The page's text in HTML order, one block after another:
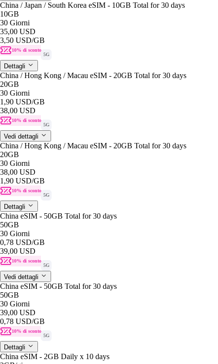
China / Japan / South Korea eSIM - 10GB Total for 30 days
10GB
30 Giorni
35,00 USD
3,50 USD/GB
10% di sconto
5G
Dettagli
China / Hong Kong / Macau eSIM - 20GB Total for 30 days
20GB
30 Giorni
1,90 USD/GB
38,00 USD
10% di sconto
5G
Vedi dettagli
China / Hong Kong / Macau eSIM - 20GB Total for 30 days
20GB
30 Giorni
38,00 USD
1,90 USD/GB
10% di sconto
5G
Dettagli
China eSIM - 50GB Total for 30 days
50GB
30 Giorni
0,78 USD/GB
39,00 USD
10% di sconto
5G
Vedi dettagli
China eSIM - 50GB Total for 30 days
50GB
30 Giorni
39,00 USD
0,78 USD/GB
10% di sconto
5G
Dettagli
China eSIM - 2GB Daily x 10 days